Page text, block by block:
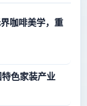
咖啡美学，重
的中国特色家装产业